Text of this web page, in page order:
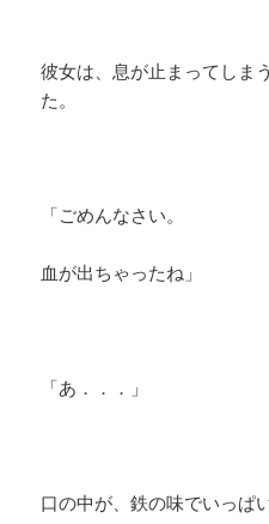
彼女は、息が止まってしま
た。
「ごめんなさい。
血が出ちゃったね」
「あ．．．」
口の中が、鉄の味でいっぱ